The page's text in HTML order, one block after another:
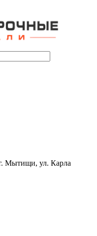
Мытищи, ул. Карла